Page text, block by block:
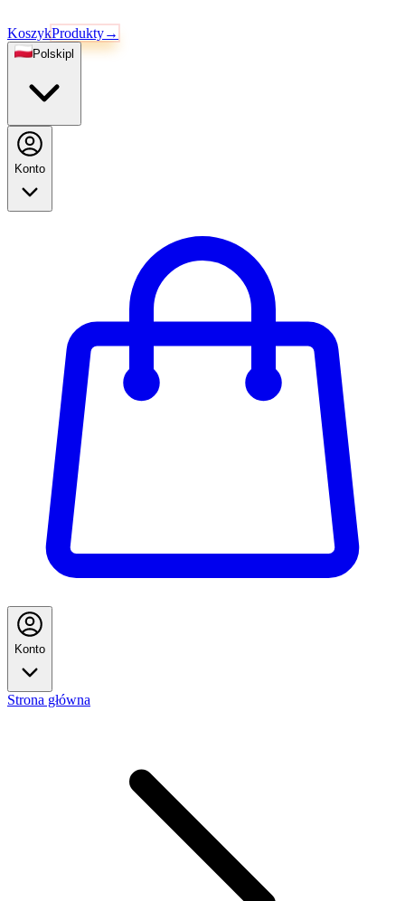
KoszykProdukty→
Polskipl
Konto
Konto
Strona główna